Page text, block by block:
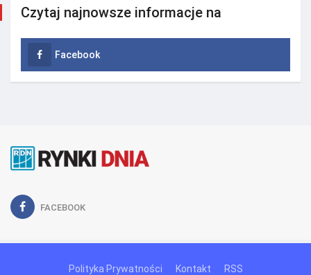
Czytaj najnowsze informacje na
Facebook
FACEBOOK
Polityka Prywatności Kontakt RSS